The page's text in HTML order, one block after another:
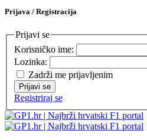
Prijava / Registracija
Prijavi se
Korisničko ime:
Lozinka:
Zadrži me prijavljenim
Prijavi se
Registriraj se